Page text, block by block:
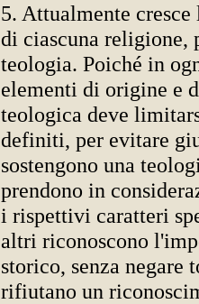
5. Attualmente cresce
di ciascuna religione,
teologia. Poiché in
elementi di origine e
teologica deve
definiti, per evitare
sostengono una
prendono in
i rispettivi caratteri
altri riconoscono
storico, senza
rifiutano un